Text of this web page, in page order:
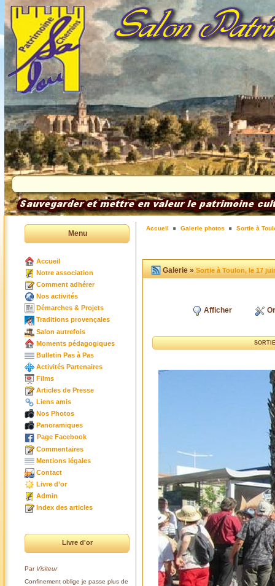
Menu
Accueil
Notre association
Comment adhérer
Nos activités
Démarches & Projets
Traditions provençales
Salon autrefois
Moments pédagogiques
Bulletin Pas à Pas
Activités Partenaires
Films
Articles de Presse
Liens amis
Nos Photos
Panoramiques
Page Facebook
Commentaires
Mentions légales
Contact
Livre d'or
Admin
Index des articles
Livre d'or
Par Visiteur
Confinement oblige je passe plus de
Accueil Galerie photos Sortie à
Galerie »Sortie à Toulon, le 17
Afficher